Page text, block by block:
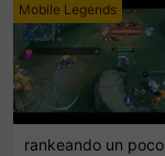
Mobile Legends
rankeando un poco